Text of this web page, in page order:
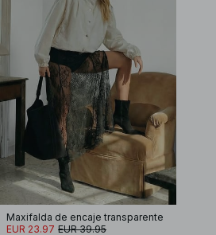
Maxifalda de encaje transparente
EUR 23.97 EUR 39.95